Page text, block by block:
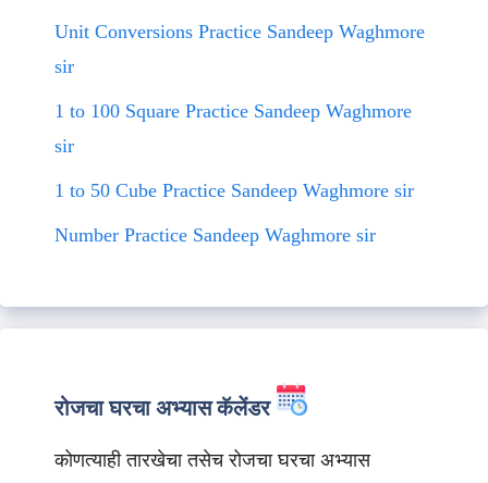
Unit Conversions Practice Sandeep Waghmore
sir
1 to 100 Square Practice Sandeep Waghmore
sir
1 to 50 Cube Practice Sandeep Waghmore sir
Number Practice Sandeep Waghmore sir
रोजचा घरचा अभ्यास कॅलेंडर
कोणत्याही तारखेचा तसेच रोजचा घरचा अभ्यास